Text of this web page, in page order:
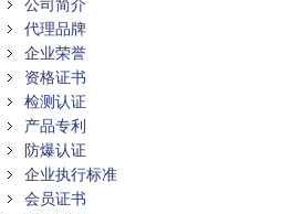
公司简介
代理品牌
企业荣誉
资格证书
检测认证
产品专利
防爆认证
企业执行标准
会员证书